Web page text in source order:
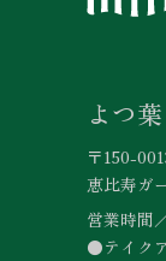
よつ
〒150-
恵比寿ガ
営業時間
●テイク